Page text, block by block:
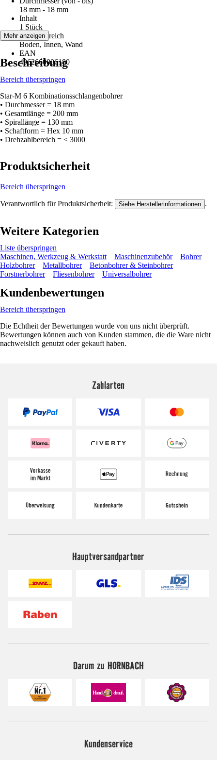
18 mm - 18 mm
Inhalt
1 Stück
Einsatzbereich
Boden, Innen, Wand
EAN
4962660006180
Mehr anzeigen
Beschreibung
Bereich überspringen
Star-M 6 Kombinationsschlangenbohrer
• Durchmesser = 18 mm
• Gesamtlänge = 200 mm
• Spirallänge = 130 mm
• Schaftform = Hex 10 mm
• Drehzahlbereich = < 3000
Produktsicherheit
Bereich überspringen
Verantwortlich für Produktsicherheit: Siehe Herstellerinformationen .
Weitere Kategorien
Liste überspringen
Maschinen, Werkzeug & Werkstatt
Maschinenzubehör
Bohrer
Holzbohrer
Metallbohrer
Betonbohrer & Steinbohrer
Forstnerbohrer
Fliesenbohrer Universalbohrer
Kundenbewertungen
Bereich überspringen
Die Echtheit der Bewertungen wurde von uns nicht überprüft.
Bewertungen können auch von Kunden stammen, die die Ware nicht
nachweislich genutzt oder gekauft haben.
Zahlarten
Hauptversandpartner
Darum zu HORNBACH
Kundenservice